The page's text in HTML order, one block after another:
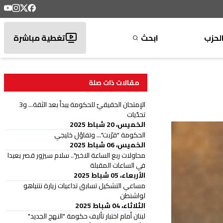
الحزب ابحث تغطية مباشرة
مقالات ذات صلة
الإمتحان الحقيقيّ للحكومة يبدأ بعد الثقة... و3
تحدّيات
الخميس، 20 شباط 2025
الحكومة "قرّبت"... وتفاؤل خليجي
الخميس، 06 شباط 2025
محاولات ربع الساعة الاخير".. سلام سيزور قصر بعبدا
في الساعات المقبلة
الأربعاء، 05 شباط 2025
مساعي التشكيل تسابق تداعيات زيارة نتنياهو
لواشنطن
الثلاثاء، 04 شباط 2025
لبنان أمام اختبار تأليف حكومة "النهج الجديد"